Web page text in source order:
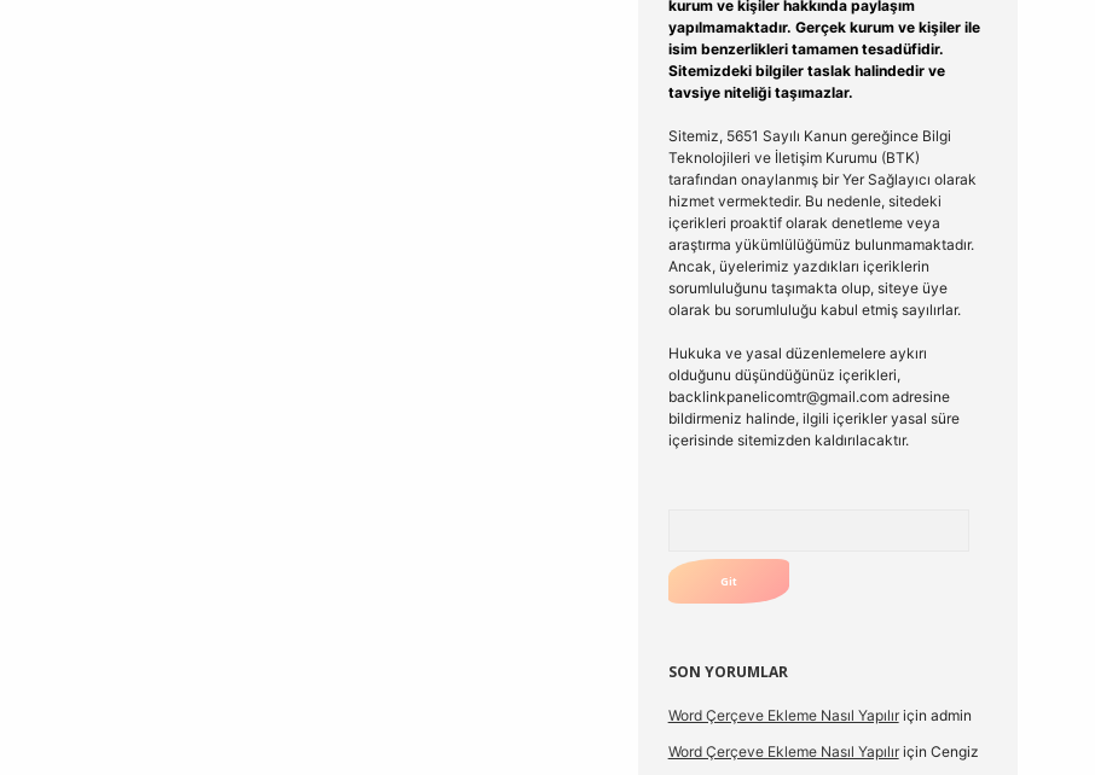
kurum ve kişiler hakkında paylaşım
yapılmamaktadır. Gerçek kurum ve kişiler ile
isim benzerlikleri tamamen tesadüfidir.
Sitemizdeki bilgiler taslak halindedir ve
tavsiye niteliği taşımazlar.
Sitemiz, 5651 Sayılı Kanun gereğince Bilgi
Teknolojileri ve İletişim Kurumu (BTK)
tarafından onaylanmış bir Yer Sağlayıcı olarak
hizmet vermektedir. Bu nedenle, sitedeki
içerikleri proaktif olarak denetleme veya
araştırma yükümlülüğümüz bulunmamaktadır.
Ancak, üyelerimiz yazdıkları içeriklerin
sorumluluğunu taşımakta olup, siteye üye
olarak bu sorumluluğu kabul etmiş sayılırlar.
Hukuka ve yasal düzenlemelere aykırı
olduğunu düşündüğünüz içerikleri,
backlinkpanelicomtr@gmail.comadresine
bildirmeniz halinde, ilgili içerikler yasal süre
içerisinde sitemizden kaldırılacaktır.
SON YORUMLAR
Word Çerçeve Ekleme Nasıl Yapılıriçin admin
Word Çerçeve Ekleme Nasıl Yapılıriçin Cengiz